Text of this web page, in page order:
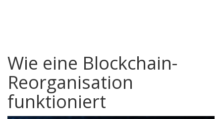
Wie eine Blockchain-
Reorganisation
funktioniert